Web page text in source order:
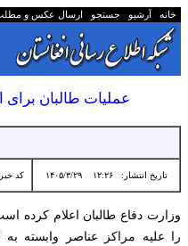
خانه آرشیو جستجو ارسال عکس و
عملیات طالبان برای
تاریخ انتشار:۱۲:۲۶ ۱۴۰۵/۳/۲۹ کد خبر:
وزارت دفاع طالبان اعلام کرده
را علیه مراکز عناصر وابسته